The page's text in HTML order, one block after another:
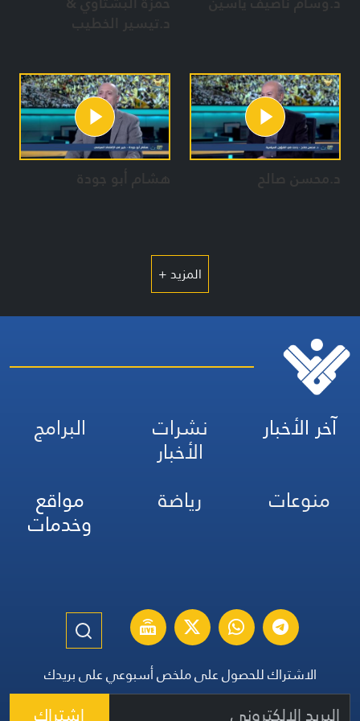
د.تيسير الخطيب
د.محسن صالح هشام أبو جودة
المزيد +
آخر الأخبار نشرات
الأخبار
البرامج
منوعات
رياضة مواقع
وخدمات
الاشتراك للحصول على ملخص أسبوعي على بريدك